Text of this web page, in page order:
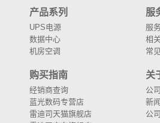
产品系列
UPS电源
数据中心
机房空调
服
服
相
常
购买指南
经销商查询
蓝光数码专营店
雷迪司天猫旗舰店
关
公
新
公